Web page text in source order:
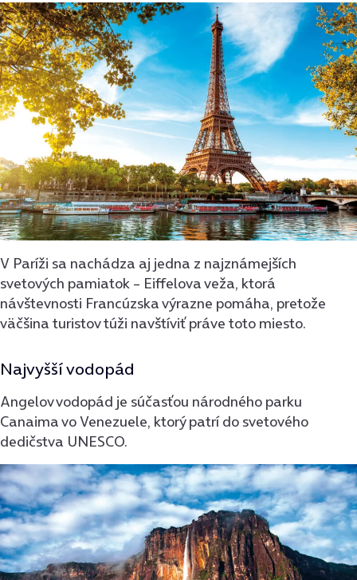
V Paríži sa nachádza aj jedna z najznámejších
svetových pamiatok – Eiffelova veža, ktorá
návštevnosti Francúzska výrazne pomáha, pretože
väčšina turistov túži navštíviť práve toto miesto.
Najvyšší vodopád
Angelov vodopád je súčasťou národného parku
Canaima vo Venezuele, ktorý patrí do svetového
dedičstva UNESCO.